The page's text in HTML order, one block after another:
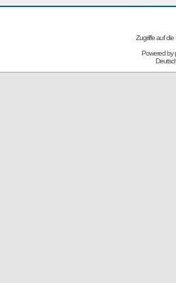
Zugriffe auf
Powered by